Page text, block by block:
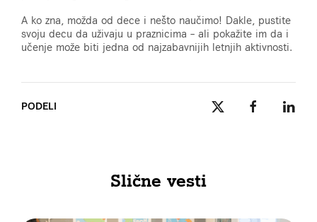
A ko zna, možda od dece i nešto naučimo! Dakle, pustite
svoju decu da uživaju u praznicima – ali pokažite im da i
učenje može biti jedna od najzabavnijih letnjih aktivnosti.
PODELI
Slične vesti